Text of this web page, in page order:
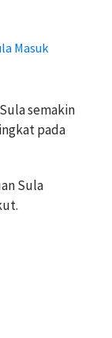
Masuk
semakin
pada
Sula